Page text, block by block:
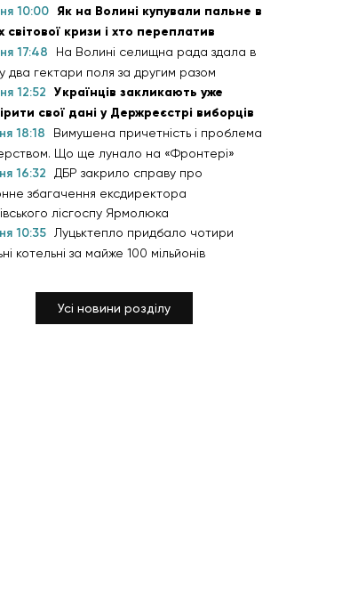
10:00 Як на Волині купували пальне в
світової кризи і хто переплатив
17:48
На Волині селищна рада здала в
два гектари поля за другим разом
12:52 Українців закликають уже
свої дані у Держреєстрі виборців
18:18
Вимушена причетність і проблема
Що ще лунало на «Фронтері»
16:32
ДБР закрило справу про
збагачення ексдиректора
лісгоспу Ярмолюка
10:35 Луцьктепло придбало чотири
котельні за майже 100 мільйонів
Усі новини розділу